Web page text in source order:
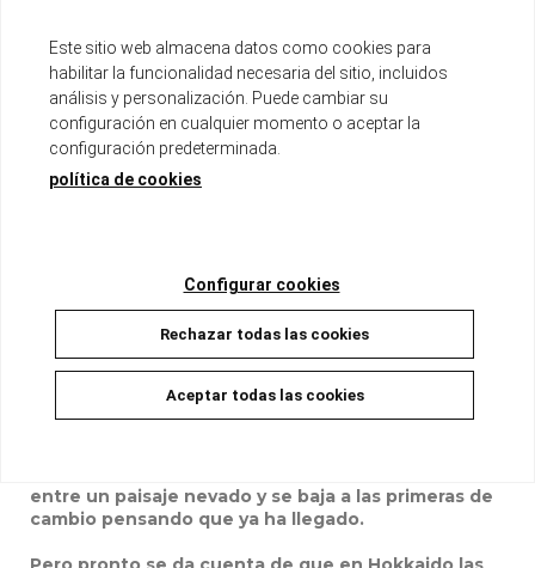
8,55 € 5%
AÑADIR A LA CESTA
Descripción
Hokkaido en pleno invierno porque han trasladado
entre un paisaje nevado y se baja a las primeras de
cambio pensando que ya ha llegado.
Este sitio web almacena datos como cookies para
habilitar la funcionalidad necesaria del sitio, incluidos
análisis y personalización. Puede cambiar su
configuración en cualquier momento o aceptar la
configuración predeterminada.
política de cookies
Configurar cookies
Rechazar todas las cookies
Aceptar todas las cookies